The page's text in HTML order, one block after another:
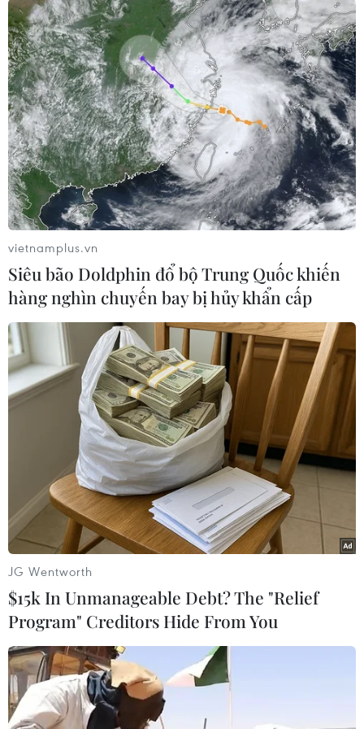
thông qua với số phiếu thuận áp đảo. Tuy nhiên,
văn bản này không có tính ràng buộc. Năm
2021, Đại hội đồng Liên hợp quốc đã thông qua
nghị quyết này lần thứ 29 với 184 phiếu thuận,
3 phiếu trắng của Colombia, Ukraine, Các tiểu
vương quốc Arập Thống nhất (UAE) và 2 phiếu
chống của Mỹ, Israel./.
(TTXVN/Vietnam+)
#Bruno Rodriguez #Lệnh trừng phạt
#Mỹ-Cuba
Cuba
Theo dõi VietnamPlus
TIN LIÊN QUAN
vietnamplus.vn
Siêu bão Doldphin đổ bộ Trung Quốc khiến
hàng nghìn chuyến bay bị hủy khẩn cấp
JG Wentworth
$15k In Unmanageable Debt? The "Relief
Program" Creditors Hide From You